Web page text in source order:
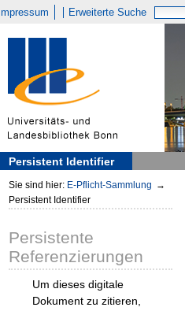
Impressum Erweiterte Suche
Persistent Identifier
Sie sind hier: E-Pflicht-Sammlung →
Persistent Identifier
Persistente
Referenzierungen
Um dieses digitale
Dokument zu zitieren,